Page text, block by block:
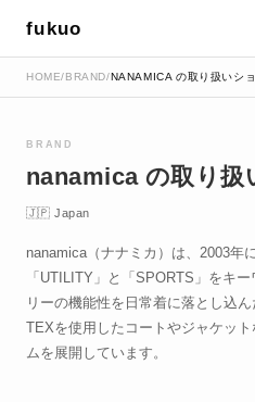
fukuo
HOME/BRAND/NANAMICA の取り扱いシ
BRAND
nanamica の取り扱
🇯🇵 Japan
nanamica（ナナミカ）は、2003年
「UTILITY」と「SPORTS」をキ
リーの機能性を日常着に落とし込
TEXを使用したコートやジャケッ
ムを展開しています。